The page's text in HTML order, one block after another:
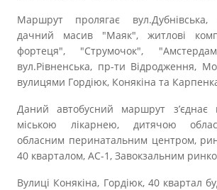
Маршрут пролягає вул.Дубнівська,
дачний масив "Маяк", житлові
фортеця", "Струмочок",
вул.Рівненська, пр-ти Відродження,
вулицями Гордіюк, Конякіна та
Даний автобусний маршрут з’єднає
міською лікарнею, дитячою
обласним перинатальним центром,
40 кварталом, АС-1, Завокзальним
Вулиці Конякіна, Гордіюк, 40 квартал